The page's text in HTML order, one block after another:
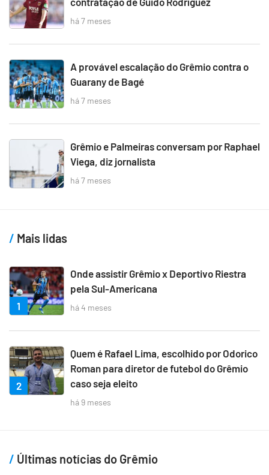
há 7 meses
A provável escalação do Grêmio contra o
Guarany de Bagé
há 7 meses
Grêmio e Palmeiras conversam por Raphael
Viega, diz jornalista
há 7 meses
Mais lidas
1
Onde assistir Grêmio x Deportivo Riestra
pela Sul-Americana
há 4 meses
2
Quem é Rafael Lima, escolhido por Odorico
Roman para diretor de futebol do Grêmio
caso seja eleito
há 9 meses
Últimas notícias do Grêmio